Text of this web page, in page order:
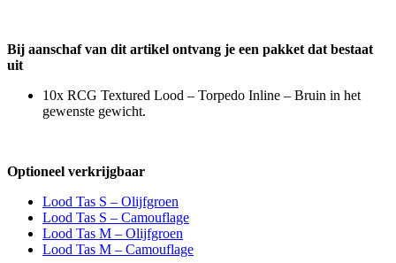
Bij aanschaf van dit artikel ontvang je een pakket dat bestaat
uit
10x RCG Textured Lood – Torpedo Inline – Bruin in het
gewenste gewicht.
Optioneel verkrijgbaar
Lood Tas S – Olijfgroen
Lood Tas S – Camouflage
Lood Tas M – Olijfgroen
Lood Tas M – Camouflage